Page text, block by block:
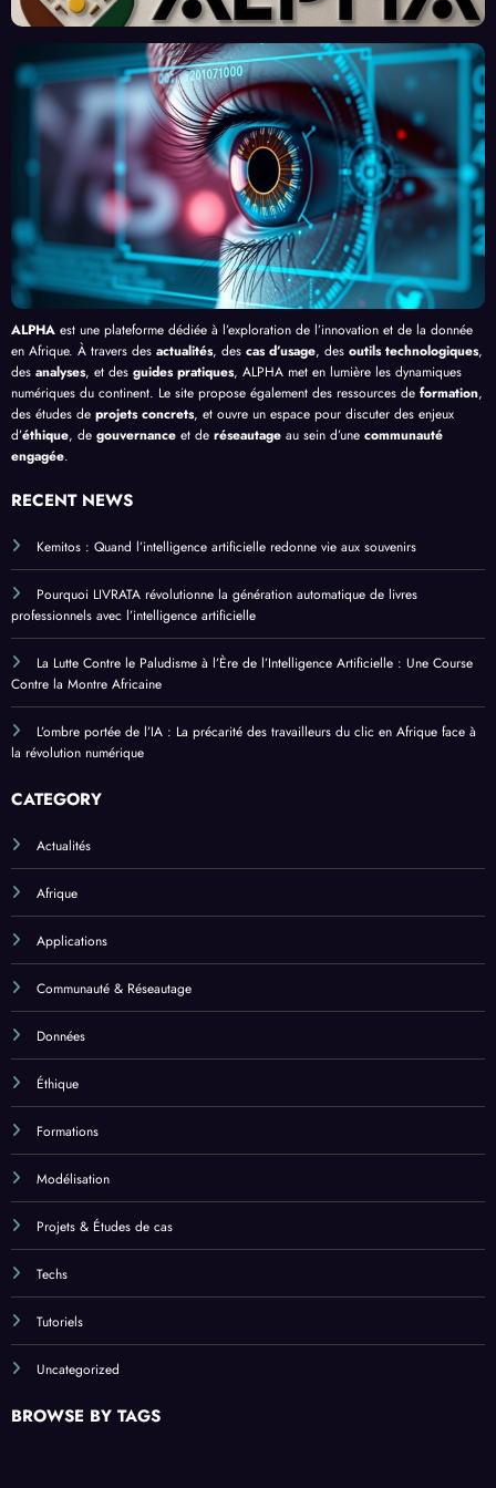
urs
Clic »
en
Afriq
ue
Front
contr
e le
Palud
isme
en
Afriq
ue
Prom
esses
, au-
delà
de
Bang
ui
ent
l’Effi
cacit
é de
l’IA
ALPHA est une plateforme dédiée à l’exploration de l’innovation et de la donnée
en Afrique. À travers des actualités, des cas d’usage, des outils technologiques,
des analyses, et des guides pratiques, ALPHA met en lumière les dynamiques
numériques du continent. Le site propose également des ressources de formation,
des études de projets concrets, et ouvre un espace pour discuter des enjeux
d’éthique, de gouvernance et de réseautage au sein d’une communauté
engagée.
RECENT NEWS
Kemitos : Quand l’intelligence artificielle redonne vie aux souvenirs
Pourquoi LIVRATA révolutionne la génération automatique de livres
professionnels avec l’intelligence artificielle
La Lutte Contre le Paludisme à l’Ère de l’Intelligence Artificielle : Une Course
Contre la Montre Africaine
L’ombre portée de l’IA : La précarité des travailleurs du clic en Afrique face à
la révolution numérique
CATEGORY
Actualités
Afrique
Applications
Communauté & Réseautage
Données
Éthique
Formations
Modélisation
Projets & Études de cas
Techs
Tutoriels
Uncategorized
BROWSE BY TAGS